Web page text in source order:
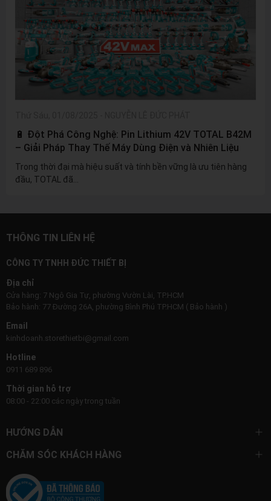
🔋 Đột Phá Công Nghệ: Pin Lithium 42V TOTAL B42M
– Giải Pháp Thay Thế Máy Dùng Điện và Nhiên Liệu
Trong thời đại mà hiệu suất và tính bền vững là ưu tiên hàng
đầu, TOTAL đã...
THÔNG TIN LIÊN HỆ
CÔNG TY TNHH ĐỨC THIẾT BỊ
Địa chỉ
Cửa hàng: 7 Ngô Gia Tự, phường Vườn Lài, TP.HCM
Bảo hành: 77 Đường 26A, phường Bình Phú TP.HCM ( Bảo hành )
Email
kinhdoanh.storethietbi@gmail.com
Hotline
0911 689 896
Thời gian hỗ trợ
08:00 - 22:00 các ngày trong tuần
HƯỚNG DẪN
CHĂM SÓC KHÁCH HÀNG